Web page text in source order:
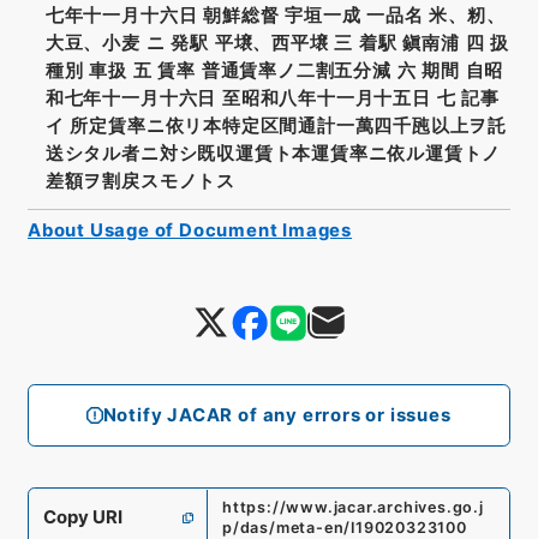
Notify JACAR of any errors or issues
七年十一月十六日 朝鮮総督 宇垣一成 一品名 米、籾、
大豆、小麦 ニ 発駅 平壌、西平壌 三 着駅 鎭南浦 四 扱
種別 車扱 五 賃率 普通賃率ノ二割五分減 六 期間 自昭
和七年十一月十六日 至昭和八年十一月十五日 七 記事
イ 所定賃率ニ依リ本特定区間通計一萬四千瓲以上ヲ託
送シタル者ニ対シ既収運賃ト本運賃率ニ依ル運賃トノ
差額ヲ割戻スモノトス
Copy URI
https://www.jacar.archives.go.j
p/das/meta-en/I19020323100
About Usage of Document Images